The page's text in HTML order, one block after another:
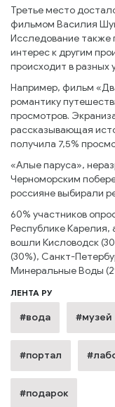
Третье место
фильмом Василия
Исследование также
интерес к другим
происходит в разных
Например, фильм
романтику
просмотров.
рассказывающая
получила 7,5%
«Алые паруса»,
Черноморским
россияне выбирали
60% участников
Республике Карелия,
вошли Кисловодск
(30%), Санкт-
Минеральные Воды
ЛЕНТА РУ
#вода #музей
#портал
#подарок